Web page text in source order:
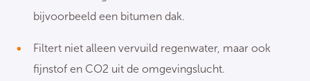
bijvoorbeeld een bitumen dak.
Filtert niet alleen vervuild regenwater, maar ook
fijnstof en CO2 uit de omgevingslucht.